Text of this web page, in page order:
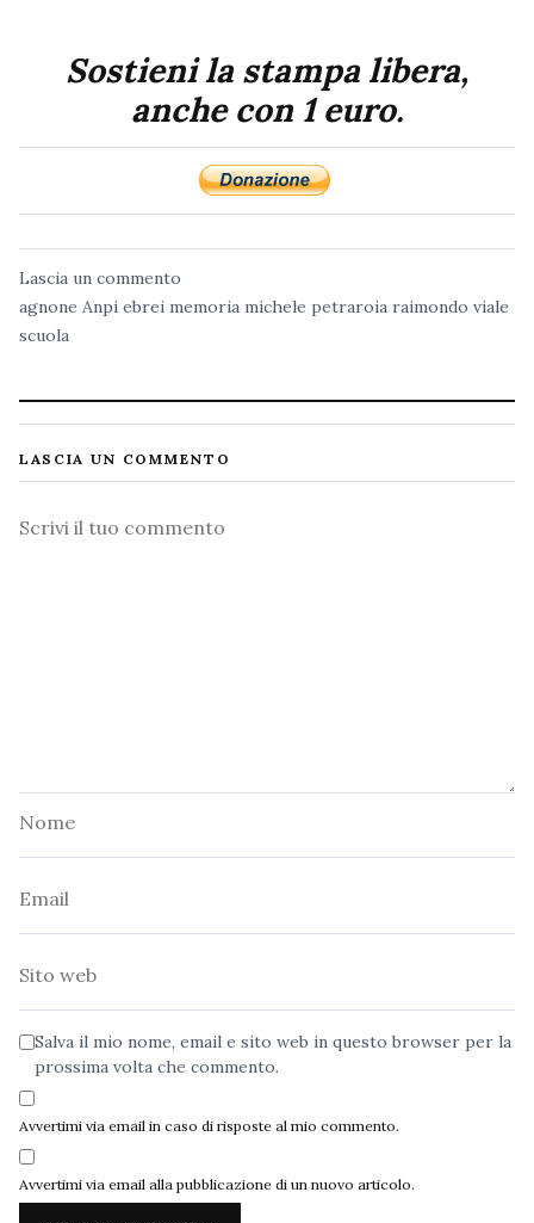
Sostieni la stampa libera,
anche con 1 euro.
Lascia un commento
agnone Anpi ebrei memoria michele petraroia raimondo viale
scuola
LASCIA UN COMMENTO
Commento
Salva il mio nome, email e sito web in questo browser per la
prossima volta che commento.
Avvertimi via email in caso di risposte al mio commento.
Avvertimi via email alla pubblicazione di un nuovo articolo.